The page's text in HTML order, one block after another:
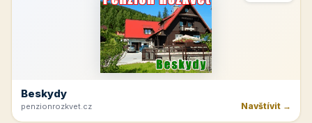
Beskydy
penzionrozkvet.cz Navštívit →